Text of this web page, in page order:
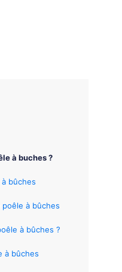
à buches ?
bûches
à bûches
à bûches ?
à bûches